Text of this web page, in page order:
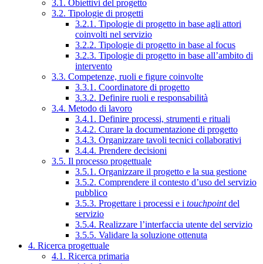
3.1. Obiettivi del progetto
3.2. Tipologie di progetti
3.2.1. Tipologie di progetto in base agli attori
coinvolti nel servizio
3.2.2. Tipologie di progetto in base al focus
3.2.3. Tipologie di progetto in base all’ambito di
intervento
3.3. Competenze, ruoli e figure coinvolte
3.3.1. Coordinatore di progetto
3.3.2. Definire ruoli e responsabilità
3.4. Metodo di lavoro
3.4.1. Definire processi, strumenti e rituali
3.4.2. Curare la documentazione di progetto
3.4.3. Organizzare tavoli tecnici collaborativi
3.4.4. Prendere decisioni
3.5. Il processo progettuale
3.5.1. Organizzare il progetto e la sua gestione
3.5.2. Comprendere il contesto d’uso del servizio
pubblico
3.5.3. Progettare i processi e i touchpointdel
servizio
3.5.4. Realizzare l’interfaccia utente del servizio
3.5.5. Validare la soluzione ottenuta
4. Ricerca progettuale
4.1. Ricerca primaria